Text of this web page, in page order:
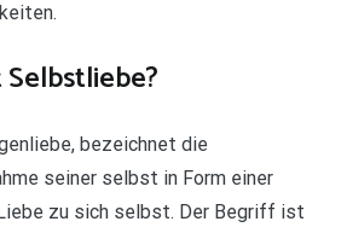
bezeichnet die
seiner selbst in Form einer
zu sich selbst. Der Begriff ist